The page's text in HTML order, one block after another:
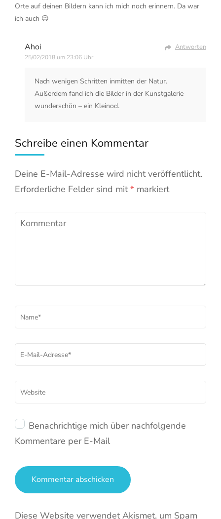
Orte auf deinen Bildern kann ich mich noch erinnern. Da war
ich auch 😉
Ahoi
25/02/2018 um 23:06 Uhr
Antworten
Nach wenigen Schritten inmitten der Natur.
Außerdem fand ich die Bilder in der Kunstgalerie
wunderschön – ein Kleinod.
Schreibe einen Kommentar
Deine E-Mail-Adresse wird nicht veröffentlicht.
Erforderliche Felder sind mit* markiert
Kommentar
Name*
E-
Mail*
Website
Benachrichtige mich über nachfolgende
Kommentare per E-Mail
Diese Website verwendet Akismet, um Spam